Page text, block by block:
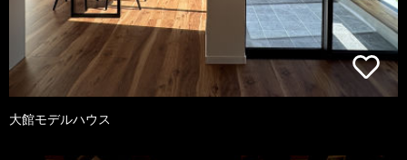
大館モデルハウス